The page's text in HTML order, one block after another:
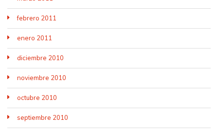
febrero 2011
enero 2011
diciembre 2010
noviembre 2010
octubre 2010
septiembre 2010